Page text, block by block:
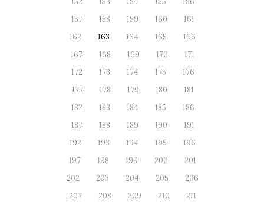
157
158 159 160
161
162
163 164 165
166
167
168 169 170
171
172
173 174 175
176
177
178 179 180
181
182
183 184 185
186
187
188 189 190
191
192
193 194 195
196
197
198 199 200
201
202
203 204 205
206
207
208 209 210
211